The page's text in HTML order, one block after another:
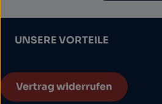
UNSERE VORTEILE
Vertrag widerrufen